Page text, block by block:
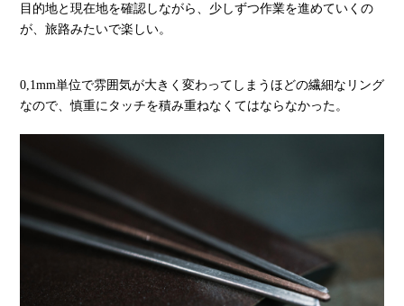
目的地と現在地を確認しながら、少しずつ作業を進めていくの
が、旅路みたいで楽しい。
0,1mm単位で雰囲気が大きく変わってしまうほどの繊細なリング
なので、慎重にタッチを積み重ねなくてはならなかった。